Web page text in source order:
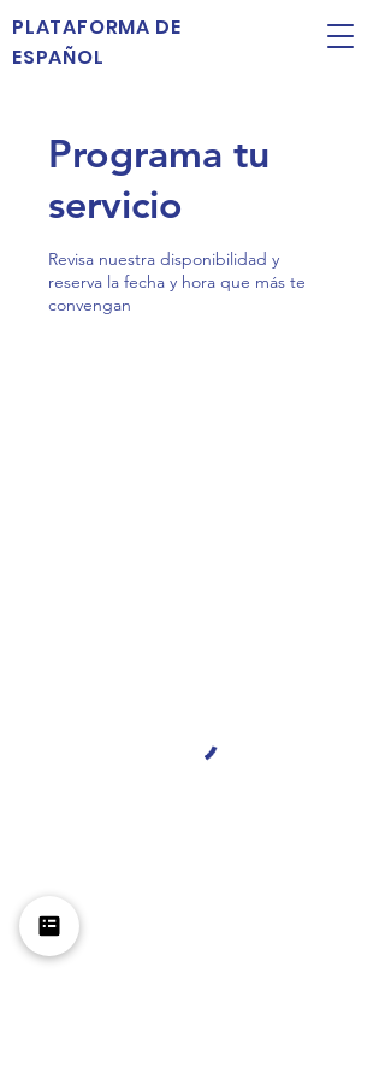
PLATAFORMA DE
ESPAÑOL
Programa tu
servicio
Revisa nuestra disponibilidad y
reserva la fecha y hora que más te
convengan